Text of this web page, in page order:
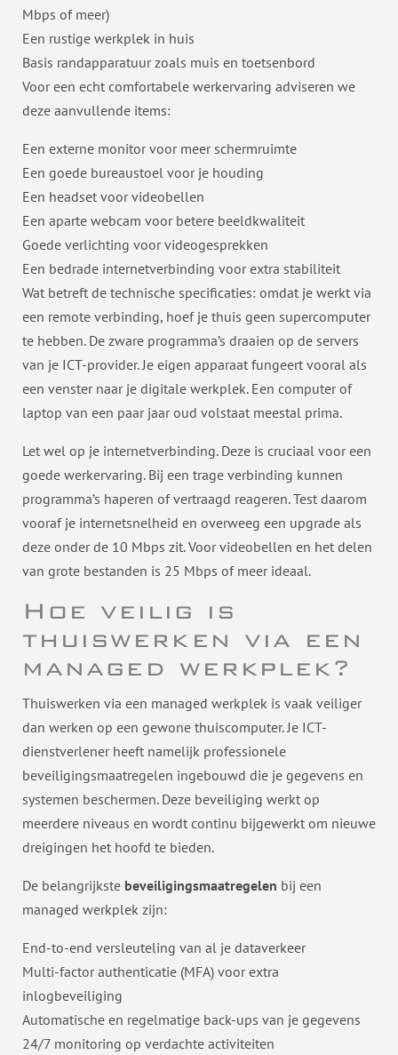
Mbps of meer)
Een rustige werkplek in huis
Basis randapparatuur zoals muis en toetsenbord
Voor een echt comfortabele werkervaring adviseren we
deze aanvullende items:
Een externe monitor voor meer schermruimte
Een goede bureaustoel voor je houding
Een headset voor videobellen
Een aparte webcam voor betere beeldkwaliteit
Goede verlichting voor videogesprekken
Een bedrade internetverbinding voor extra stabiliteit
Wat betreft de technische specificaties: omdat je werkt via
een remote verbinding, hoef je thuis geen supercomputer
te hebben. De zware programma’s draaien op de servers
van je ICT-provider. Je eigen apparaat fungeert vooral als
een venster naar je digitale werkplek. Een computer of
laptop van een paar jaar oud volstaat meestal prima.
Let wel op je internetverbinding. Deze is cruciaal voor een
goede werkervaring. Bij een trage verbinding kunnen
programma’s haperen of vertraagd reageren. Test daarom
vooraf je internetsnelheid en overweeg een upgrade als
deze onder de 10 Mbps zit. Voor videobellen en het delen
van grote bestanden is 25 Mbps of meer ideaal.
Hoe veilig is
thuiswerken via een
managed werkplek?
Thuiswerken via een managed werkplek is vaak veiliger
dan werken op een gewone thuiscomputer. Je ICT-
dienstverlener heeft namelijk professionele
beveiligingsmaatregelen ingebouwd die je gegevens en
systemen beschermen. Deze beveiliging werkt op
meerdere niveaus en wordt continu bijgewerkt om nieuwe
dreigingen het hoofd te bieden.
De belangrijkste beveiligingsmaatregelen bij een
managed werkplek zijn:
End-to-end versleuteling van al je dataverkeer
Multi-factor authenticatie (MFA) voor extra
inlogbeveiliging
Automatische en regelmatige back-ups van je gegevens
24/7 monitoring op verdachte activiteiten